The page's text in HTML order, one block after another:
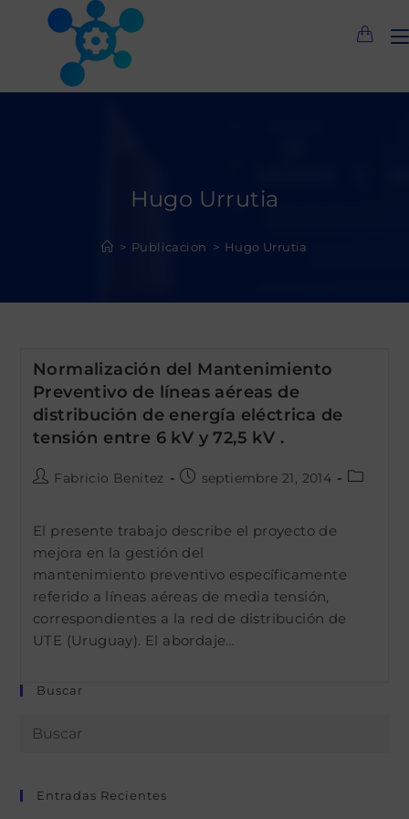
Hugo Urrutia
> Publicacion > Hugo Urrutia
Normalización del Mantenimiento
Preventivo de líneas aéreas de
distribución de energía eléctrica de
tensión entre 6 kV y 72,5 kV .
Autor
entrada:
Fabricio Benitez
Publicación
entrada:
septiembre 21, 2014
El presente trabajo describe el proyecto de
mejora en la gestión del
mantenimiento preventivo específicamente
referido a líneas aéreas de media tensión,
correspondientes a la red de distribución de
UTE (Uruguay). El abordaje…
Buscar
Entradas Recientes